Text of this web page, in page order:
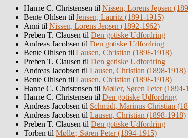
Hanne C. Christensen til Nissen, Lorens Jepsen
Bente Ohlsen til Jensen, Lauritz (1891-1915)
Anni til Nissen, Lorens Jepsen (1892-1962)
Preben T. Clausen til Den gotiske Udfordring
Andreas Jacobsen til Den gotiske Udfordring
Bente Ohlsen til Lausen, Christian (1898-1918)
Preben T. Clausen til Den gotiske Udfordring
Andreas Jacobsen til Lausen, Christian (1898-1918)
Bente Ohlsen til Lausen, Christian (1898-1918)
Hanne C. Christensen til Møller, Søren Peter (1894-
Hanne C. Christensen til Den gotiske Udfordring
Andreas Jacobsen til Schmidt, Marinus Christian
Andreas Jacobsen til Lausen, Christian (1898-1918)
Preben T. Clausen til Den gotiske Udfordring
Torben til Møller, Søren Peter (1894-1915)